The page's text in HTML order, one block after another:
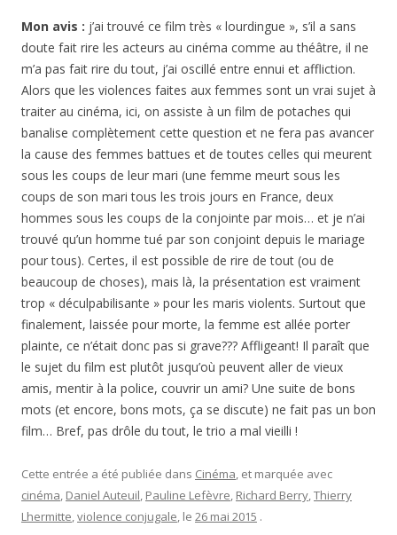
Mon avis : j’ai trouvé ce film très « lourdingue », s’il a sans
doute fait rire les acteurs au cinéma comme au théâtre, il ne
m’a pas fait rire du tout, j’ai oscillé entre ennui et affliction.
Alors que les violences faites aux femmes sont un vrai sujet à
traiter au cinéma, ici, on assiste à un film de potaches qui
banalise complètement cette question et ne fera pas avancer
la cause des femmes battues et de toutes celles qui meurent
sous les coups de leur mari (une femme meurt sous les
coups de son mari tous les trois jours en France, deux
hommes sous les coups de la conjointe par mois… et je n’ai
trouvé qu’un homme tué par son conjoint depuis le mariage
pour tous). Certes, il est possible de rire de tout (ou de
beaucoup de choses), mais là, la présentation est vraiment
trop « déculpabilisante » pour les maris violents. Surtout que
finalement, laissée pour morte, la femme est allée porter
plainte, ce n’était donc pas si grave??? Affligeant! Il paraît que
le sujet du film est plutôt jusqu’où peuvent aller de vieux
amis, mentir à la police, couvrir un ami? Une suite de bons
mots (et encore, bons mots, ça se discute) ne fait pas un bon
film… Bref, pas drôle du tout, le trio a mal vieilli !
Cette entrée a été publiée dans Cinéma, et marquée avec
cinéma, Daniel Auteuil, Pauline Lefèvre, Richard Berry,Thierry
Lhermitte,violence conjugale, le 26 mai 2015 .